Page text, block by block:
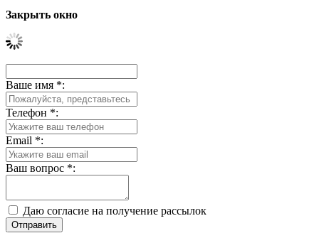
Закрыть окно
Ваше имя *:
Телефон *:
Email *:
Ваш вопрос *:
Даю согласие на получение рассылок
Отправить